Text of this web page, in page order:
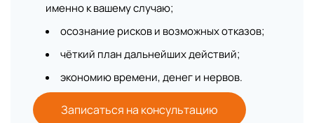
именно к вашему случаю;
осознание рисков и возможных отказов;
чёткий план дальнейших действий;
экономию времени, денег и нервов.
Записаться на консультацию